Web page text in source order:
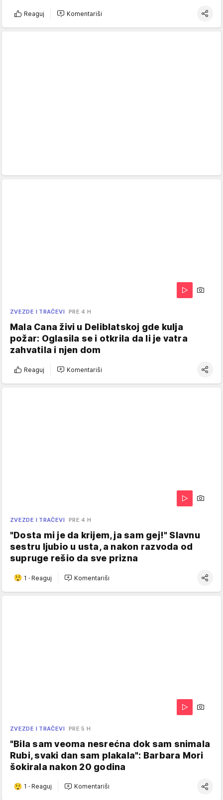
Reaguj Komentariši
ZVEZDE I TRAČEVI PRE 4 H
Mala Cana živi u Deliblatskoj gde kulja
požar: Oglasila se i otkrila da li je vatra
zahvatila i njen dom
Reaguj Komentariši
ZVEZDE I TRAČEVI PRE 4 H
"Dosta mi je da krijem, ja sam gej!" Slavnu
sestru ljubio u usta, a nakon razvoda od
supruge rešio da sve prizna
1 · Reaguj Komentariši
ZVEZDE I TRAČEVI PRE 5 H
"Bila sam veoma nesrećna dok sam snimala
Rubi, svaki dan sam plakala": Barbara Mori
šokirala nakon 20 godina
1 · Reaguj Komentariši